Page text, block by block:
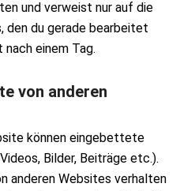
und verweist nur auf die
den du gerade bearbeitet
einem Tag.
von anderen
können eingebettete
Bilder, Beiträge etc.).
anderen Websites verhalten